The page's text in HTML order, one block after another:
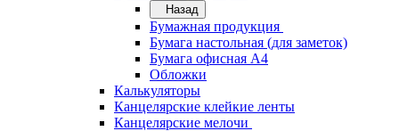
Назад
Бумажная продукция
Бумага настольная (для заметок)
Бумага офисная А4
Обложки
Калькуляторы
Канцелярские клейкие ленты
Канцелярские мелочи